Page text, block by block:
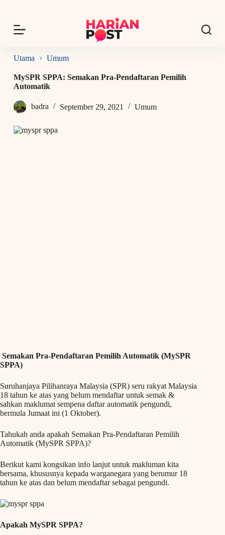
p
o
o
n
n
Utama Umum
MySPR SPPA: Semakan Pra-Pendaftaran Pemilih
Automatik
badra September 29, 2021 Umum
Semakan Pra-Pendaftaran Pemilih Automatik (MySPR
SPPA)
Suruhanjaya Pilihanraya Malaysia (SPR) seru rakyat Malaysia
18 tahun ke atas yang belum mendaftar untuk semak &
sahkan maklumat sempena daftar automatik pengundi,
bermula Jumaat ini (1 Oktober).
Tahukah anda apakah Semakan Pra-Pendaftaran Pemilih
Automatik (MySPR SPPA)?
Berikut kami kongsikan info lanjut untuk makluman kita
bersama, khususnya kepada warganegara yang berumur 18
tahun ke atas dan belum mendaftar sebagai pengundi.
Apakah MySPR SPPA?